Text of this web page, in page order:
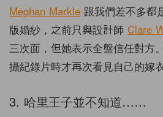
Meghan Markle 跟我們差不多都
版婚紗，之前只與設計師 Clare
三次面，但她表示全盤信任對方
攝紀錄片時才再次看見自己的嫁衣
3. 哈里王子並不知道……